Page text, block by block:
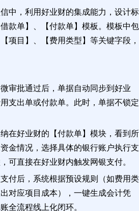
中，利用好业财的集成能力，设计标
款单】、【付款单】模板。模板中包
项目】、【费用类型】等关键字段，
审批通过后，单据自动同步到好业
支出单或付款单。此时，单据不锁定
在好业财的【付款单】模块，看到所
金情况，选择具体的银行账户执行支
可直接在好业财内触发网银支付。
付后，系统根据预设规则（如费用类
对应项目成本），一键生成会计凭
全流程线上化闭环。